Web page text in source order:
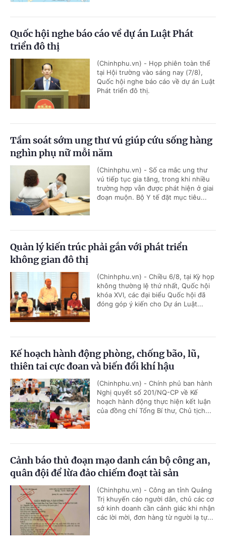
Quốc hội nghe báo cáo về dự án Luật Phát
triển đô thị
(Chinhphu.vn) - Họp phiên toàn thể
tại Hội trường vào sáng nay (7/8),
Quốc hội nghe báo cáo về dự án Luật
Phát triển đô thị.
Tầm soát sớm ung thư vú giúp cứu sống hàng
nghìn phụ nữ mỗi năm
(Chinhphu.vn) - Số ca mắc ung thư
vú tiếp tục gia tăng, trong khi nhiều
trường hợp vẫn được phát hiện ở giai
đoạn muộn. Bộ Y tế đặt mục tiêu...
Quản lý kiến trúc phải gắn với phát triển
không gian đô thị
(Chinhphu.vn) - Chiều 6/8, tại Kỳ họp
không thường lệ thứ nhất, Quốc hội
khóa XVI, các đại biểu Quốc hội đã
đóng góp ý kiến cho Dự án Luật...
Kế hoạch hành động phòng, chống bão, lũ,
thiên tai cực đoan và biến đổi khí hậu
(Chinhphu.vn) - Chính phủ ban hành
Nghị quyết số 201/NQ-CP về Kế
hoạch hành động thực hiện kết luận
của đồng chí Tổng Bí thư, Chủ tịch...
Cảnh báo thủ đoạn mạo danh cán bộ công an,
quân đội để lừa đảo chiếm đoạt tài sản
(Chinhphu.vn) - Công an tỉnh Quảng
Trị khuyến cáo người dân, chủ các cơ
sở kinh doanh cần cảnh giác khi nhận
các lời mời, đơn hàng từ người lạ tự...